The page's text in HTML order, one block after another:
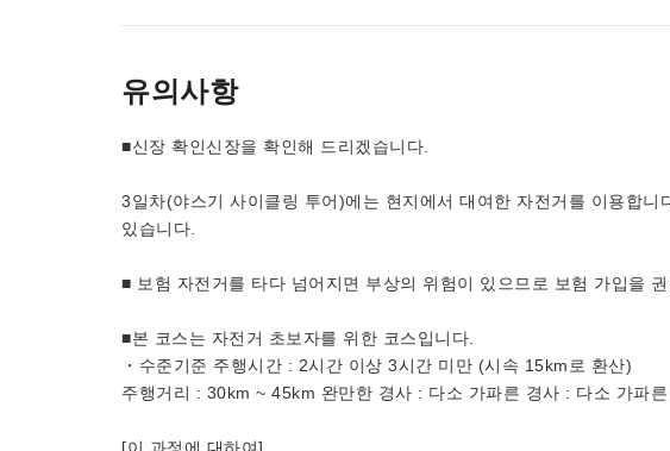
유의사항
■신장 확인신장을 확인해 드리겠습니다.
3일차(야스기 사이클링 투어)에는 현지에서 대여한 자전거를 이용합
있습니다.
■ 보험 자전거를 타다 넘어지면 부상의 위험이 있으므로 보험 가입을 권
■본 코스는 자전거 초보자를 위한 코스입니다.
・수준기준 주행시간 : 2시간 이상 3시간 미만 (시속 15km로 환산)
주행거리 : 30km ~ 45km 완만한 경사 : 다소 가파른 경사 : 다소 가파